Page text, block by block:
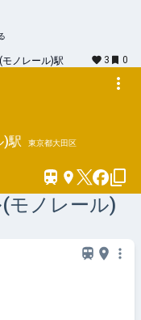
ノレール)駅 3
0
)駅 東京都大田区
モノレール)